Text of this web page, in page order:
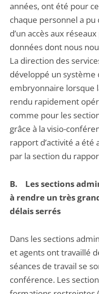
années, ont été pour
chaque personnel a pu
d’un accès aux
données dont nous
La direction des
développé un système
embryonnaire lorsque
rendu rapidement
comme pour les
grâce à la visio-
rapport d’activité a été
par la section du
B. Les sections
à rendre un très
délais serrés
Dans les sections
et agents ont travaillé
séances de travail se
conférence. Les